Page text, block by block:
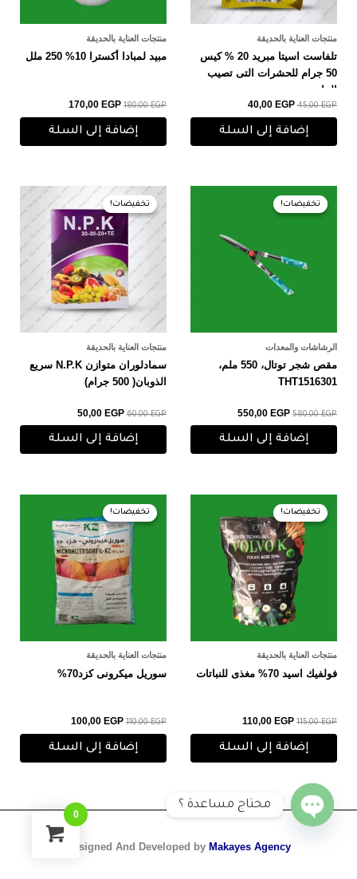
منتجات العناية بالحديقة
تلفاست اسيتا مبريد 20 % كيس
50 جرام للحشرات التى تصيب
النبات
45,00EGP
40,00 EGP
إضافة إلى السلة
منتجات العناية بالحديقة
مبيد لمبادا أكسترا 10% 250 ملل
180,00EGP
170,00 EGP
إضافة إلى السلة
تخفيضات!
تخفيضات!
الرشاشات والمعدات
مقص شجر توتال، 550 ملم،
THT1516301
580,00EGP
السعر
الأصلي
هو:
550,00 EGP
السعر
إضافة إلى السلة
تخفيضات!
تخفيضات!
منتجات العناية بالحديقة
سمادلوران متوازن N.P.K سريع
الذوبان( 500 جرام)
60,00EGP
السعر
الأصلي
هو:
60,00 EGP.
50,00 EGP
السعر
الحالي
هو:
50,00 EGP.
إضافة إلى السلة
تخفيضات!
تخفيضات!
منتجات العناية بالحديقة
فولفيك اسيد 70% مغذى للنباتات
115,00EGP
السعر
الأصلي
هو:
115,00 EGP.
110,00 EGP
السعر
هو:
110,00 EGP.
إضافة إلى السلة
تخفيضات!
تخفيضات!
منتجات العناية بالحديقة
سوريل ميكرونى كزد70%
110,00EGP
السعر
الأصلي
هو:
110,00 EGP.
100,00 EGP
السعر
هو:
100,00 EGP.
إضافة إلى السلة
Designed And Developed by Makayes Agency
0
محتاج مساعدة ؟
O
p
e
n
c
h
a
t
y